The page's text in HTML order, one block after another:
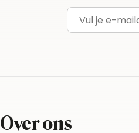
E-mailadres
Over ons